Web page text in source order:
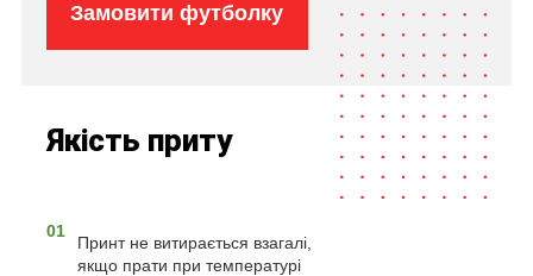
Замовити футболку
Якість приту
01
Принт не витирається взагалі,
якщо прати при температурі